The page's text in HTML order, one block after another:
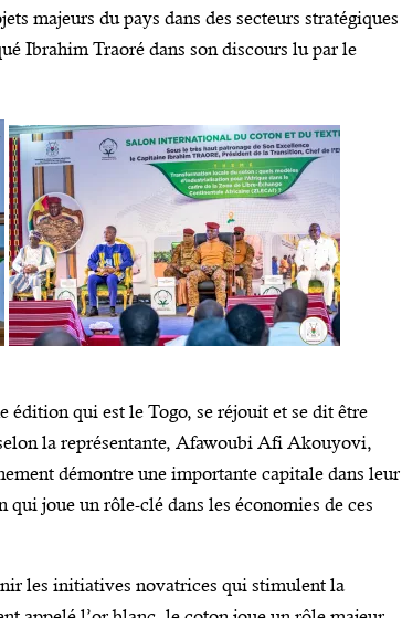
majeurs du pays dans des secteurs stratégiques
Ibrahim Traoré dans son discours lu par le
édition qui est le Togo, se réjouit et se dit être
la représentante, Afawoubi Afi Akouyovi,
démontre une importante capitale dans leur
joue un rôle-clé dans les économies de ces
les initiatives novatrices qui stimulent la